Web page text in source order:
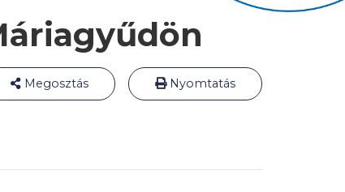
Nyomtatás
Megosztás